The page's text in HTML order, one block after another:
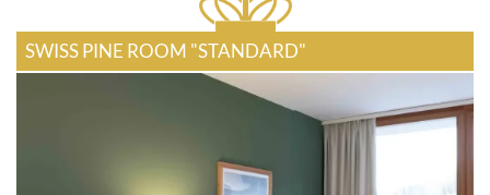
SWISS PINE ROOM "STANDARD"